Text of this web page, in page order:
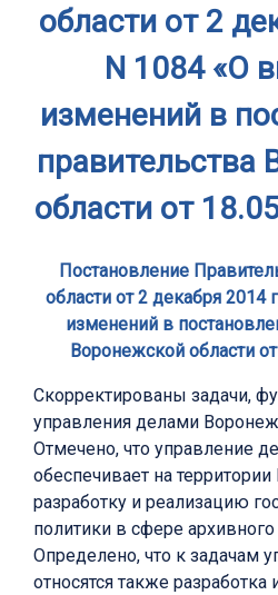
области от 2
N 1084 «О
изменений в
правительства
области от
Постановление
области от 2 декабря 2014
изменений в
Воронежской области
Скорректированы задачи,
управления делами
Отмечено, что управление
обеспечивает на
разработку и реализацию
политики в сфере архивного
Определено, что к задачам
относятся также разработка